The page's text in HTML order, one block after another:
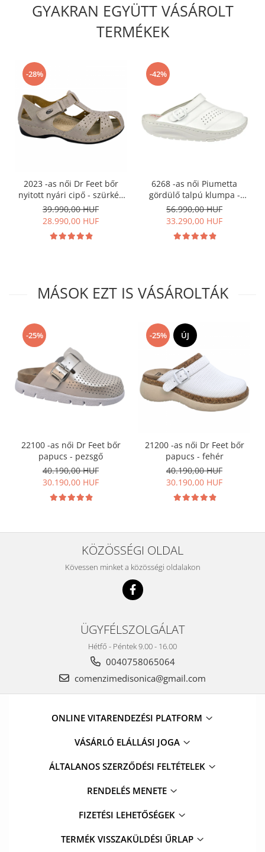
GYAKRAN EGYÜTT VÁSÁROLT
TERMÉKEK
-28%
2023 -as női Dr Feet bőr
nyitott nyári cipő - szürkés
barna
39.990,00 HUF
28.990,00 HUF
-42%
6268 -as női Piumetta
gördülő talpú klumpa -
fehér
56.990,00 HUF
33.290,00 HUF
MÁSOK EZT IS VÁSÁROLTÁK
-25%
22100 -as női Dr Feet bőr
papucs - pezsgő
40.190,00 HUF
30.190,00 HUF
-25% ÚJ
21200 -as női Dr Feet bőr
papucs - fehér
40.190,00 HUF
30.190,00 HUF
KÖZÖSSÉGI OLDAL
Kövessen minket a közösségi oldalakon
ÜGYFÉLSZOLGÁLAT
Hétfő - Péntek 9.00 - 16.00
0040758065064
comenzimedisonica@gmail.com
ONLINE VITARENDEZÉSI PLATFORM
VÁSÁRLÓ ELÁLLÁSI JOGA
ÁLTALANOS SZERZŐDÉSI FELTÉTELEK
RENDELÉS MENETE
FIZETÉSI LEHETŐSÉGEK
TERMÉK VISSZAKÜLDÉSI ŰRLAP